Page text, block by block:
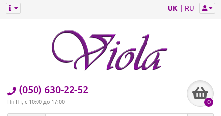
UK RU
(050) 630-22-52
Пн-Пт, с 10:00 до 17:00 0